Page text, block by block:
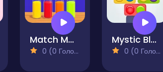
Match Mania
0 (0 Голосів)
Mystic Blocks Match
0 (0 Голосів)